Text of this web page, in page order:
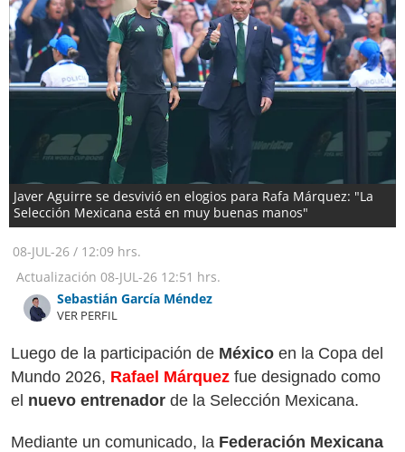
Javer Aguirre se desvivió en elogios para Rafa Márquez: "La
Selección Mexicana está en muy buenas manos"
08-JUL-26 / 12:09 hrs.
Actualización 08-JUL-26 12:51 hrs.
Sebastián García Méndez
VER PERFIL
Luego de la participación de México en la Copa del
Mundo 2026, Rafael Márquez fue designado como
el nuevo entrenador de la Selección Mexicana.
Mediante un comunicado, la Federación Mexicana